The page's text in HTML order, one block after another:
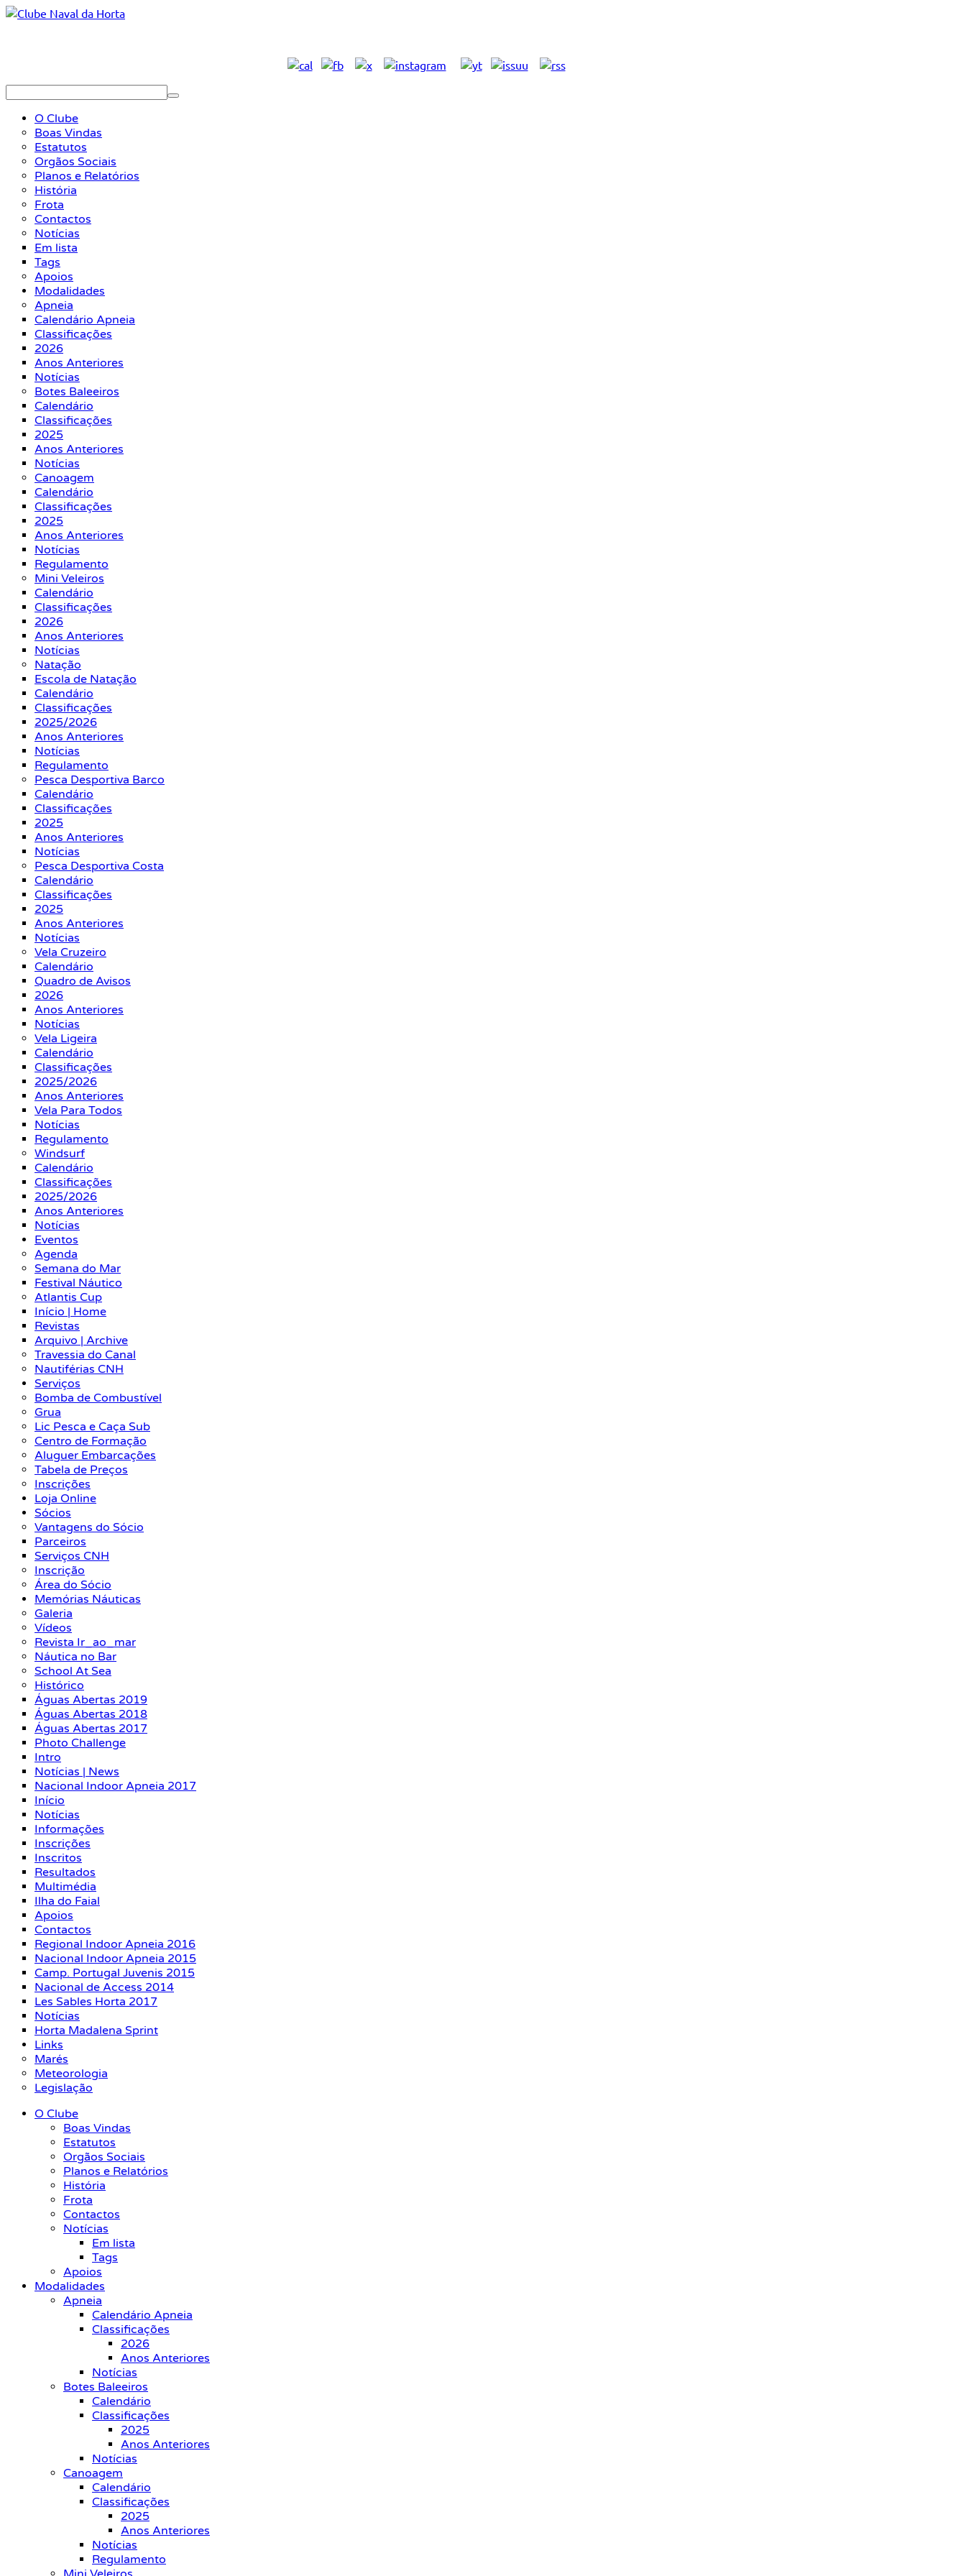
O Clube
Boas Vindas
Estatutos
Orgãos Sociais
Planos e Relatórios
História
Frota
Contactos
Notícias
Em lista
Tags
Apoios
Modalidades
Apneia
Calendário Apneia
Classificações
2026
Anos Anteriores
Notícias
Botes Baleeiros
Calendário
Classificações
2025
Anos Anteriores
Notícias
Canoagem
Calendário
Classificações
2025
Anos Anteriores
Notícias
Regulamento
Mini Veleiros
Calendário
Classificações
2026
Anos Anteriores
Notícias
Natação
Escola de Natação
Calendário
Classificações
2025/2026
Anos Anteriores
Notícias
Regulamento
Pesca Desportiva Barco
Calendário
Classificações
2025
Anos Anteriores
Notícias
Pesca Desportiva Costa
Calendário
Classificações
2025
Anos Anteriores
Notícias
Vela Cruzeiro
Calendário
Quadro de Avisos
2026
Anos Anteriores
Notícias
Vela Ligeira
Calendário
Classificações
2025/2026
Anos Anteriores
Vela Para Todos
Notícias
Regulamento
Windsurf
Calendário
Classificações
2025/2026
Anos Anteriores
Notícias
Eventos
Agenda
Semana do Mar
Festival Náutico
Atlantis Cup
Início | Home
Revistas
Arquivo | Archive
Travessia do Canal
Nautiférias CNH
Serviços
Bomba de Combustível
Grua
Lic Pesca e Caça Sub
Centro de Formação
Aluguer Embarcações
Tabela de Preços
Inscrições
Loja Online
Sócios
Vantagens do Sócio
Parceiros
Serviços CNH
Inscrição
Área do Sócio
Memórias Náuticas
Galeria
Vídeos
Revista Ir_ao_mar
Náutica no Bar
School At Sea
Histórico
Águas Abertas 2019
Águas Abertas 2018
Águas Abertas 2017
Photo Challenge
Intro
Notícias | News
Nacional Indoor Apneia 2017
Início
Notícias
Informações
Inscrições
Inscritos
Resultados
Multimédia
Ilha do Faial
Apoios
Contactos
Regional Indoor Apneia 2016
Nacional Indoor Apneia 2015
Camp. Portugal Juvenis 2015
Nacional de Access 2014
Les Sables Horta 2017
Notícias
Horta Madalena Sprint
Links
Marés
Meteorologia
Legislação
O Clube
Boas Vindas
Estatutos
Orgãos Sociais
Planos e Relatórios
História
Frota
Contactos
Notícias
Em lista
Tags
Apoios
Modalidades
Apneia
Calendário Apneia
Classificações
2026
Anos Anteriores
Notícias
Botes Baleeiros
Calendário
Classificações
2025
Anos Anteriores
Notícias
Canoagem
Calendário
Classificações
2025
Anos Anteriores
Notícias
Regulamento